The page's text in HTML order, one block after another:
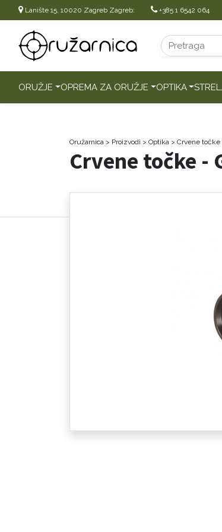
Lanište 15, 10020 Zagreb Zagreb: +385 1 6542 064
ORUŽJE OPREMA ZA ORUŽJE OPTIKA
Oružarnica > Proizvodi > Optika > Crvene točke
Crvene točke -